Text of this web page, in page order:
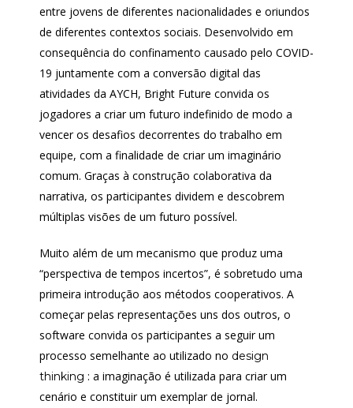
entre jovens de diferentes nacionalidades e oriundos
de diferentes contextos sociais. Desenvolvido em
consequência do confinamento causado pelo COVID-
19 juntamente com a conversão digital das
atividades da AYCH, Bright Future convida os
jogadores a criar um futuro indefinido de modo a
vencer os desafios decorrentes do trabalho em
equipe, com a finalidade de criar um imaginário
comum. Graças à construção colaborativa da
narrativa, os participantes dividem e descobrem
múltiplas visões de um futuro possível.
Muito além de um mecanismo que produz uma
“perspectiva de tempos incertos”, é sobretudo uma
primeira introdução aos métodos cooperativos. A
começar pelas representações uns dos outros, o
software convida os participantes a seguir um
processo semelhante ao utilizado no design
thinking : a imaginação é utilizada para criar um
cenário e constituir um exemplar de jornal.